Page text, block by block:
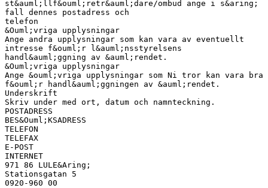
st&auml;llf&ouml;retr&auml;dare/ombud ange i s&aring;
fall dennes postadress och
telefon
&Ouml;vriga upplysningar
Ange andra upplysningar som kan vara av eventuellt
intresse f&ouml;r l&auml;nsstyrelsens
handl&auml;ggning av &auml;rendet.
&Ouml;vriga upplysningar
Ange &ouml;vriga upplysningar som Ni tror kan vara bra
f&ouml;r handl&auml;ggningen av &auml;rendet.
Underskrift
Skriv under med ort, datum och namnteckning.
POSTADRESS
BES&Ouml;KSADRESS
TELEFON
TELEFAX
E-POST
INTERNET
971 86 LULE&Aring;
Stationsgatan 5
0920-960 00